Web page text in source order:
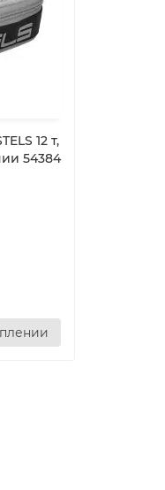
12 т,
54384